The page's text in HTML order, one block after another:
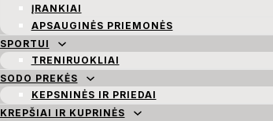
ĮRANKIAI
APSAUGINĖS PRIEMONĖS
SPORTUI
TRENIRUOKLIAI
SODO PREKĖS
KEPSNINĖS IR PRIEDAI
KREPŠIAI IR KUPRINĖS